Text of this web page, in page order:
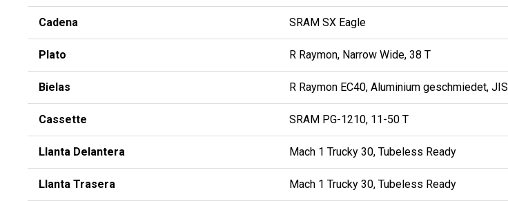
Cadena SRAM SX Eagle
Plato R Raymon, Narrow Wide, 38 T
Bielas R Raymon EC40, Aluminium geschmiedet, JIS
Cassette SRAM PG-1210, 11-50 T
Llanta Delantera Mach 1 Trucky 30, Tubeless Ready
Llanta Trasera Mach 1 Trucky 30, Tubeless Ready